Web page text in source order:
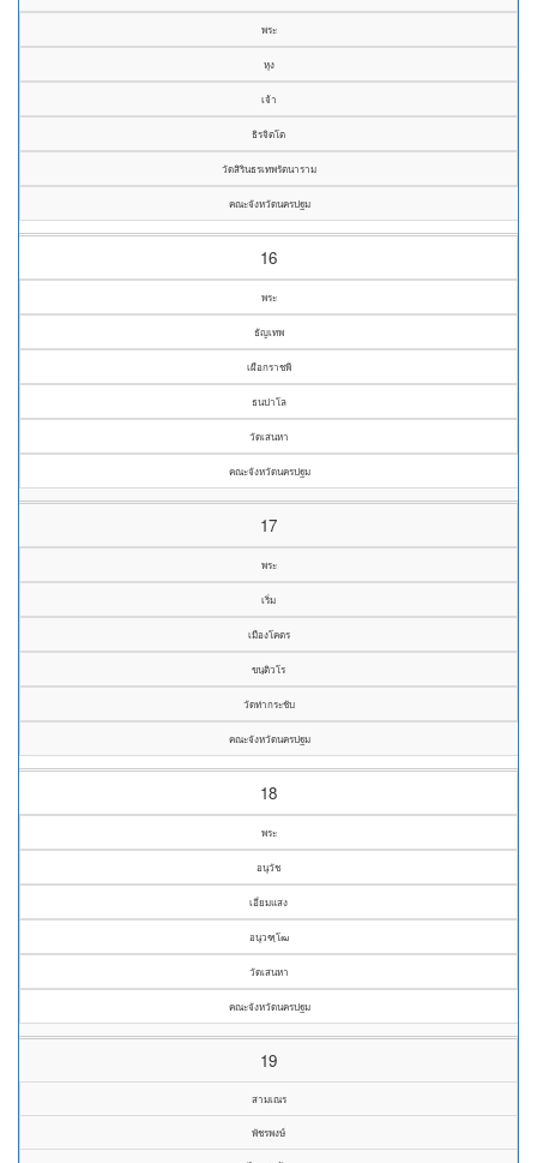
พระ
หุง
เจ้า
ธิรจิตโต
วัดสิรินธรเทพรัตนาราม
คณะจังหวัดนครปฐม
16
พระ
ธัญเทพ
เผือกราชพี
ธนปาโล
วัดเสนหา
คณะจังหวัดนครปฐม
17
พระ
เริ่ม
เมืองโคตร
ขนฺติวโร
วัดท่ากระชับ
คณะจังหวัดนครปฐม
18
พระ
อนุวัช
เอี่ยมแสง
อนุวฑฺโฒ
วัดเสนหา
คณะจังหวัดนครปฐม
19
สามเณร
พัชรพงษ์